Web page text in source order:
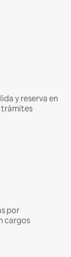
y reserva en
trámites
por
cargos